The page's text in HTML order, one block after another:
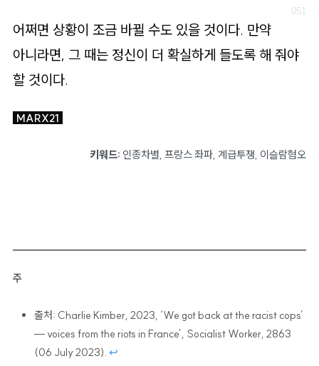
어쩌면 상황이 조금 바뀔 수도 있을 것이다. 만약
아니라면, 그 때는 정신이 더 확실하게 들도록 해 줘야
할 것이다.
MARX21
키워드: 인종차별, 프랑스 좌파,계급투쟁, 이슬람혐오
주
출처: Charlie Kimber, 2023, ‘We got back at the racist cops’
— voices from the riots in France’, Socialist Worker, 2863
(06 July 2023). ↩